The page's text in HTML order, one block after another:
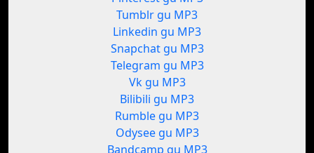
Tumblr gu MP3
Linkedin gu MP3
Snapchat gu MP3
Telegram gu MP3
Vk gu MP3
Bilibili gu MP3
Rumble gu MP3
Odysee gu MP3
Bandcamp gu MP3